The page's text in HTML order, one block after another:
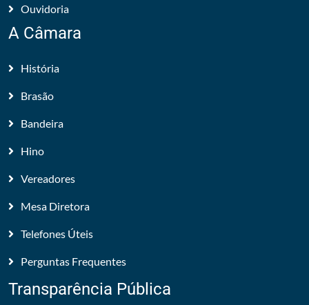
Ouvidoria
A Câmara
História
Brasão
Bandeira
Hino
Vereadores
Mesa Diretora
Telefones Úteis
Perguntas Frequentes
Transparência Pública